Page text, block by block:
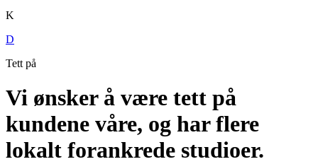
K
D
Tett på
Vi ønsker å være tett på
kundene våre, og har flere
lokalt forankrede studioer.